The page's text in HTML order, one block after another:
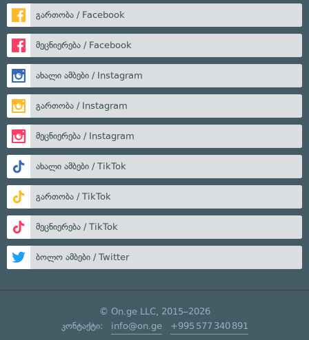
გართობა / Facebook
მეცნიერება / Facebook
ახალი ამბები / Instagram
გართობა / Instagram
მეცნიერება / Instagram
ახალი ამბები / TikTok
გართობა / TikTok
მეცნიერება / TikTok
ბოლო ამბები / Twitter
© On.ge LLC, 2015–2026
კონტაქტი: info@on.ge +995 577 340 891